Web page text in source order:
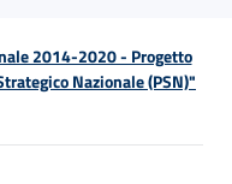
2014-2020 - Progetto
Nazionale (PSN)"